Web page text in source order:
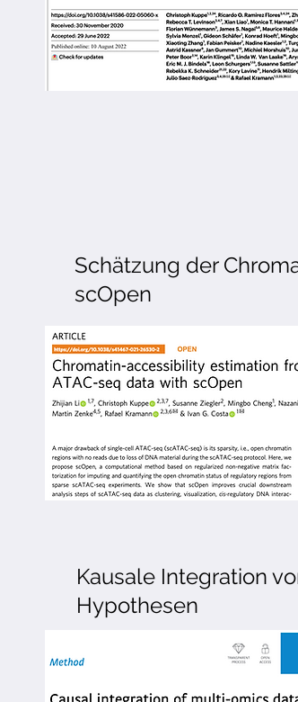
Schätzung der
scOpen
Kausale Integration
Hypothesen